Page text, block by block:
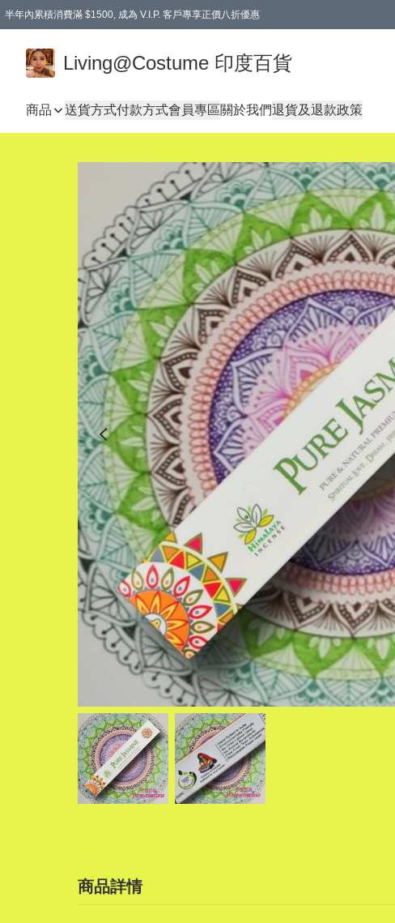
半年內累積消費滿 $1500, 成為 V.I.P. 客戶專享正價八折優惠
Living@Costume 印度百貨
商品 送貨方式付款方式會員專區關於我們退貨及退款政策
商品詳情